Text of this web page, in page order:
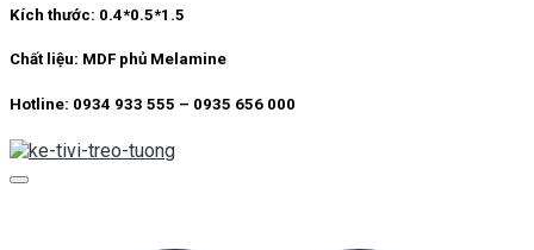
Kích thước: 0.4*0.5*1.5
Chất liệu: MDF phủ Melamine
Hotline: 0934 933 555 – 0935 656 000